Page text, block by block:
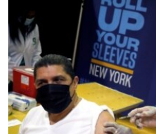
ကြည့်
ရန်
ပင်မ
အ
ညွန်း
စာမျက်နှာ
အမေရိကန်သုံးအီဒီယံ
မကြေးမုံရဲ့ အင်္ဂလိပ်စာ
ရုပ်ရှင်ထဲက အင်္ဂလိပ်စာ
သုတပဒေသာ အင်္ဂလိပ်စာ
အပတ်စဉ်ကဏ္ဍများ
ရေဒီယို
တီဗွီ
ရေဒီယိုနှင့်ရုပ်သံ အချက်အလက်မ
ရေဒီယို/တီဗွီအစီအစဉ်
Learning English